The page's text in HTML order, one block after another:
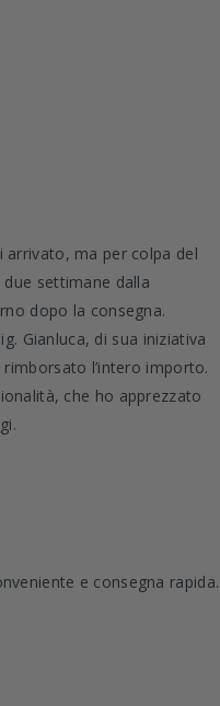
ma per colpa del
settimane dalla
dopo la consegna.
Gianluca, di sua iniziativa
l’intero importo.
che ho apprezzato
e consegna rapida.